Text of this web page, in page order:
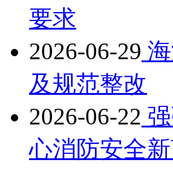
要求
2026-06-29
及规范整改
2026-06-22
心消防安全